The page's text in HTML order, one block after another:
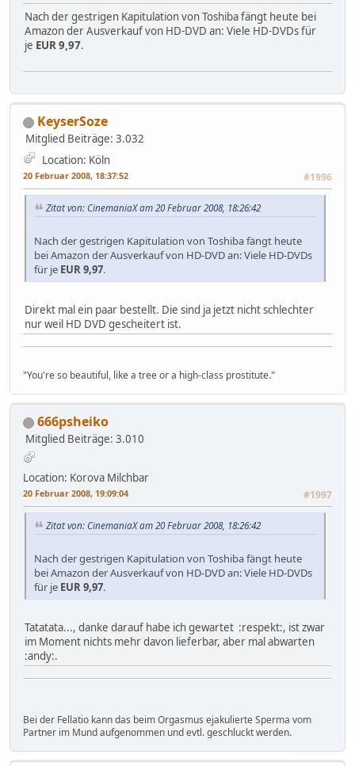
Nach der gestrigen Kapitulation von Toshiba fängt heute bei
Amazon der Ausverkauf von HD-DVD an: Viele HD-DVDs für
je EUR 9,97.
KeyserSoze
Mitglied Beiträge: 3.032
Location: Köln
20 Februar 2008, 18:37:52 #1996
Zitat von: CinemaniaX am 20 Februar 2008, 18:26:42
Nach der gestrigen Kapitulation von Toshiba fängt heute
bei Amazon der Ausverkauf von HD-DVD an: Viele HD-DVDs
für je EUR 9,97.
Direkt mal ein paar bestellt. Die sind ja jetzt nicht schlechter
nur weil HD DVD gescheitert ist.
"You're so beautiful, like a tree or a high-class prostitute."
666psheiko
Mitglied Beiträge: 3.010
Location: Korova Milchbar
20 Februar 2008, 19:09:04 #1997
Zitat von: CinemaniaX am 20 Februar 2008, 18:26:42
Nach der gestrigen Kapitulation von Toshiba fängt heute
bei Amazon der Ausverkauf von HD-DVD an: Viele HD-DVDs
für je EUR 9,97.
Tatatata..., danke darauf habe ich gewartet :respekt:, ist zwar
im Moment nichts mehr davon lieferbar, aber mal abwarten
:andy:.
Bei der Fellatio kann das beim Orgasmus ejakulierte Sperma vom
Partner im Mund aufgenommen und evtl. geschluckt werden.